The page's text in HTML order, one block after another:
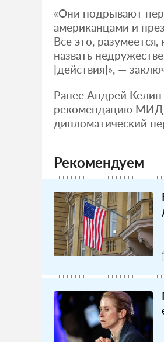
«Они подрывают
американцами и
Все это,
назвать
[действия]», —
Ранее Андрей
рекомендацию МИД
дипломатический
Рекомендуем